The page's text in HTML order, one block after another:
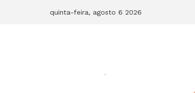
quinta-feira, agosto 6 2026